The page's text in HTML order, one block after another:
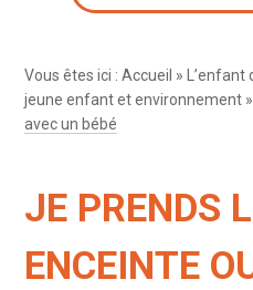
Vous êtes ici :Accueil »
jeune enfant et environnement »
avec un bébé
JE PRENDS
ENCEINTE